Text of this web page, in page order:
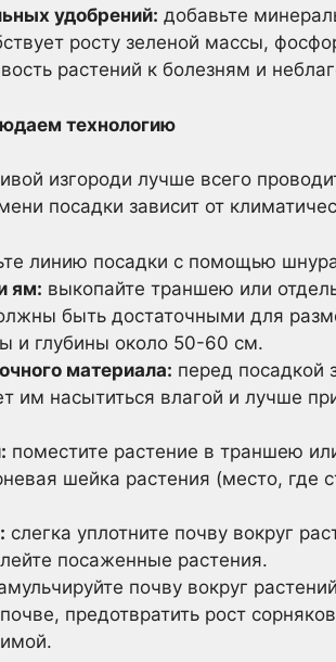
удобрений: добавьте
росту зеленой массы,
растений к болезням и
технологию
изгороди лучше всего
посадки зависит от
линию посадки с помощью
ям: выкопайте траншею или
быть достаточными для
и глубины около 50-60 см.
материала: перед посадкой
им насытиться влагой и лучше
поместите растение в траншею
шейка растения (место, где
слегка уплотните почву вокруг
посаженные растения.
почву вокруг
предотвратить рост